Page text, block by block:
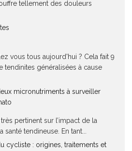
tellement des douleurs
vous tous aujourd'hui ? Cela fait 9
tendinites généralisées à cause
micronutriments à surveiller
pertinent sur l’impact de la
tendineuse. En tant...
cycliste : origines, traitements et